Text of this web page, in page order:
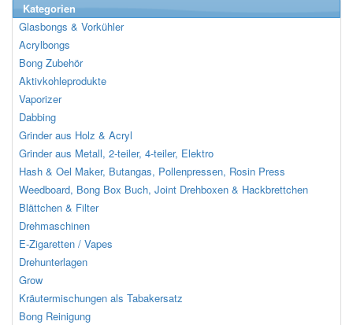
Kategorien
Glasbongs & Vorkühler
Acrylbongs
Bong Zubehör
Aktivkohleprodukte
Vaporizer
Dabbing
Grinder aus Holz & Acryl
Grinder aus Metall, 2-teiler, 4-teiler, Elektro
Hash & Oel Maker, Butangas, Pollenpressen, Rosin Press
Weedboard, Bong Box Buch, Joint Drehboxen & Hackbrettchen
Blättchen & Filter
Drehmaschinen
E-Zigaretten / Vapes
Drehunterlagen
Grow
Kräutermischungen als Tabakersatz
Bong Reinigung